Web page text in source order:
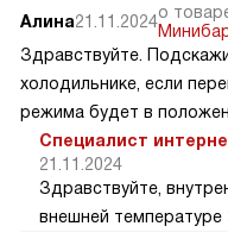
Алина21.11.2024о
Здравствуйте.
холодильнике, если
режима будет в
Специалист
21.11.2024
Здравствуйте,
внешней температуре